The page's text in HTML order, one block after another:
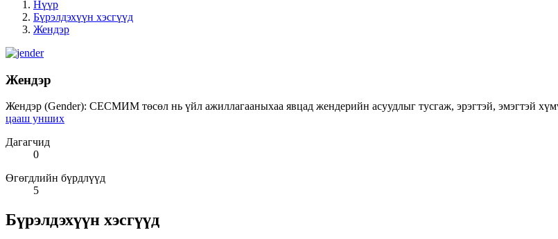
Нүүр
Бүрэлдэхүүн хэсгүүд
Жендэр
Жендэр
Жендэр (Gender): СЕСМИМ төсөл нь үйл ажиллагааныхаа явцад жендерийн асуудлыг тусгаж, эрэгтэй, эмэгтэй
цааш унших
Дагагчид
0
Өгөгдлийн бүрдлүүд
5
Бүрэлдэхүүн хэсгүүд